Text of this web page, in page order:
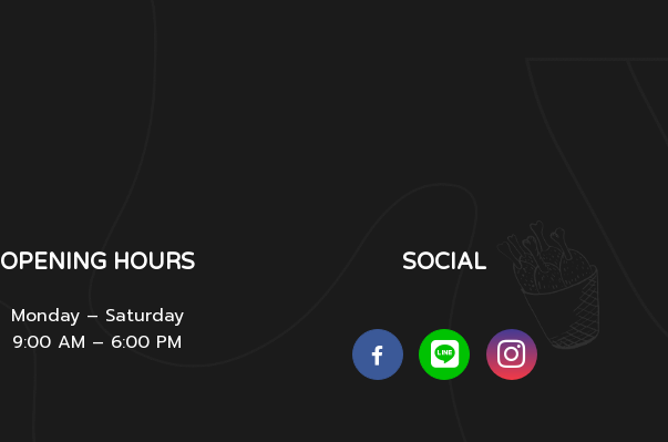
OPENING HOURS
Monday – Saturday
9:00 AM – 6:00 PM
SOCIAL